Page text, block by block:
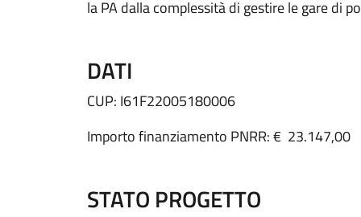
la PA dalla complessità di gestire le gare di
DATI
CUP: I61F22005180006
Importo finanziamento PNRR: € 23.147,00
STATO PROGETTO